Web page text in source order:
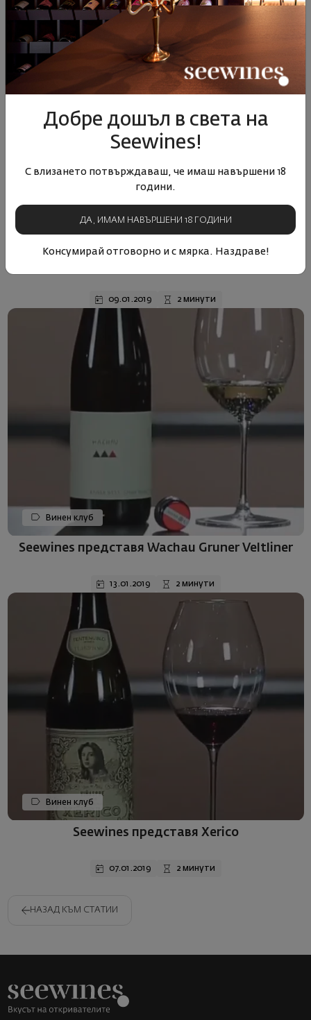
14.01.2019
Винен клуб
09.01.2019 2 минути
Винен клуб
Seewines представя Wachau Gruner Veltliner
13.01.2019 2 минути
Винен клуб
Seewines представя Xerico
07.01.2019 2 минути
НАЗАД КЪМ СТАТИИ
Добре дошъл в света на
Seewines!
С влизането потвърждаваш, че имаш навършени 18
години.
ДА, ИМАМ НАВЪРШЕНИ 18 ГОДИНИ
Консумирай отговорно и с мярка. Наздраве!